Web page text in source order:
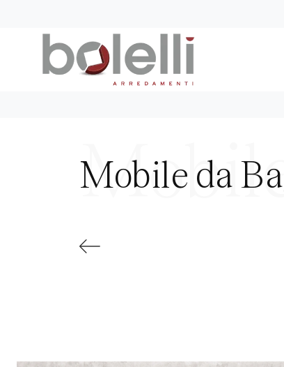
Mobile da